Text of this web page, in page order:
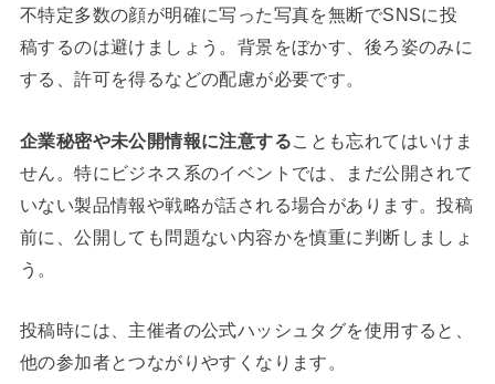
不特定多数の顔が明確に写った写真を無断でSNSに投
稿するのは避けましょう。背景をぼかす、後ろ姿のみに
する、許可を得るなどの配慮が必要です。
企業秘密や未公開情報に注意する ことも忘れてはいけま
せん。特にビジネス系のイベントでは、まだ公開されて
いない製品情報や戦略が話される場合があります。投稿
前に、公開しても問題ない内容かを慎重に判断しましょ
う。
投稿時には、主催者の公式ハッシュタグを使用すると、
他の参加者とつながりやすくなります。